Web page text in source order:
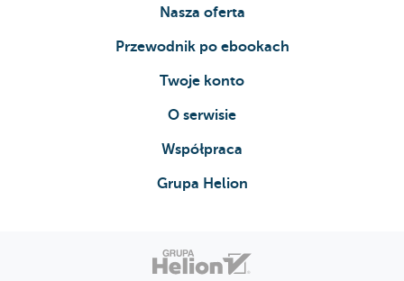
Nasza oferta
Przewodnik po ebookach
Twoje konto
O serwisie
Współpraca
Grupa Helion